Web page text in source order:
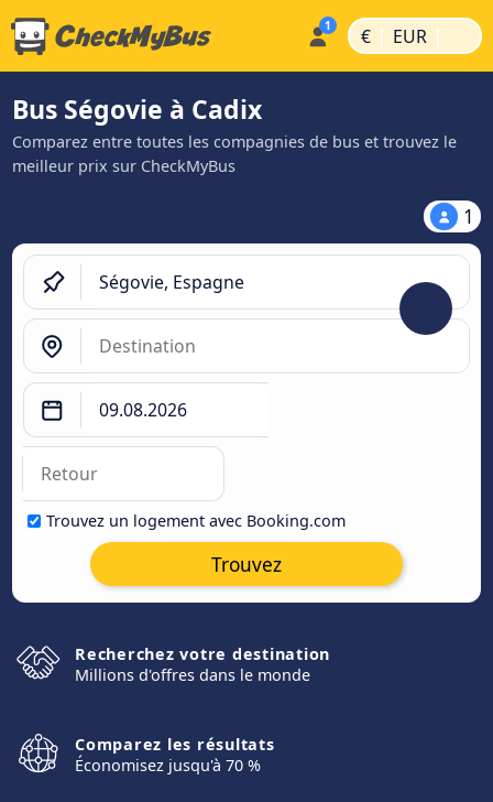
€ | EUR |
Bus Ségovie à Cadix
Comparez entre toutes les compagnies de bus et trouvez le
meilleur prix sur CheckMyBus
1
Trouvez un logement avec Booking.com
Trouvez
Recherchez votre destination
Millions d'offres dans le monde
Comparez les résultats
Économisez jusqu'à 70 %